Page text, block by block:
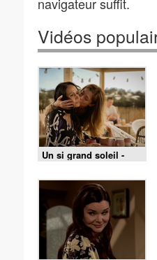
Vidéos
Un si grand soleil -
07/08/2026